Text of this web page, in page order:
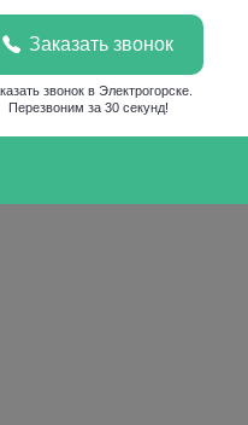
Заказать звонок
звонок в Электрогорске.
Перезвоним за 30 секунд!